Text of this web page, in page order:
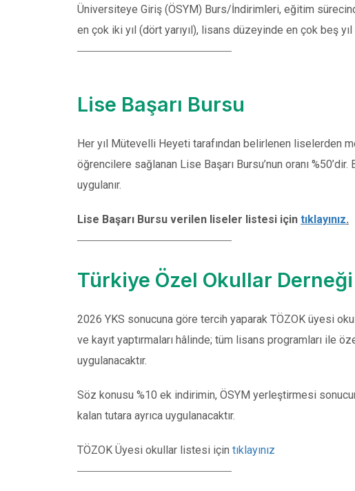
Üniversiteye Giriş (ÖSYM) Burs/İndirimleri, eğitim
en çok iki yıl (dört yarıyıl), lisans düzeyinde en çok beş
Lise Başarı Bursu
Her yıl Mütevelli Heyeti tarafından belirlenen liselerden
öğrencilere sağlanan Lise Başarı Bursu’nun oranı
uygulanır.
Lise Başarı Bursu verilen liseler listesi için tıklayınız.
Türkiye Özel Okullar
2026 YKS sonucuna göre tercih yaparak TÖZOK üyesi
ve kayıt yaptırmaları hâlinde; tüm lisans programları ile
uygulanacaktır.
Söz konusu %10 ek indirimin, ÖSYM yerleştirmesi
kalan tutara ayrıca uygulanacaktır.
TÖZOK Üyesi okullar listesi için tıklayınız